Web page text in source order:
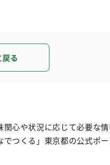
る
関心や状況に応じて必要な
つくる」東京都の公式ポー